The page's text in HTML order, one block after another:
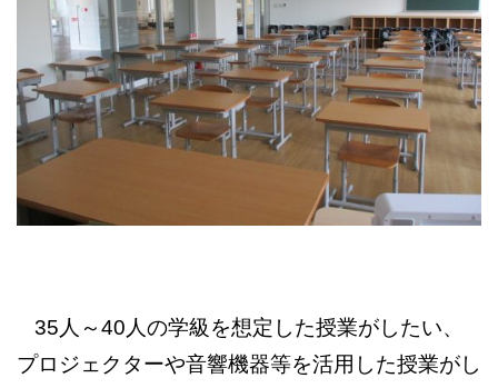
35人～40人の学級を想定した授業がしたい、
プロジェクターや音響機器等を活用した授業がし